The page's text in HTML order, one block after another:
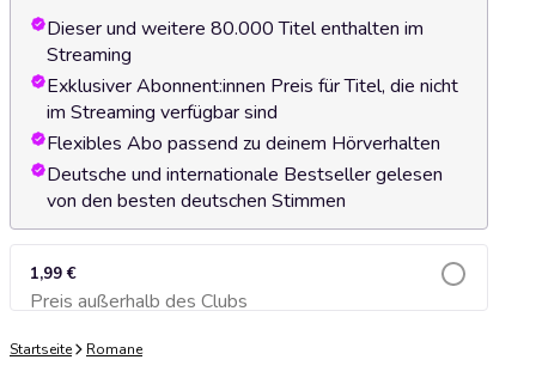
Dieser und weitere 80.000 Titel enthalten im
Streaming
Exklusiver Abonnent:innen Preis für Titel, die nicht
im Streaming verfügbar sind
Flexibles Abo passend zu deinem Hörverhalten
Deutsche und internationale Bestseller gelesen
von den besten deutschen Stimmen
1,99 €
Preis außerhalb des ClubsZum Warenkorb hinzufügen
Startseite Romane